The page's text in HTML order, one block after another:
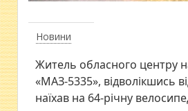
Новини
Житель обласного центру
«МАЗ-5335», відволікшись
наїхав на 64-річну